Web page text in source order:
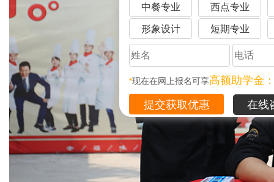
中餐专业 西点专业
形象设计 短期专业
*现在在网上报名可享高额助学金
在线